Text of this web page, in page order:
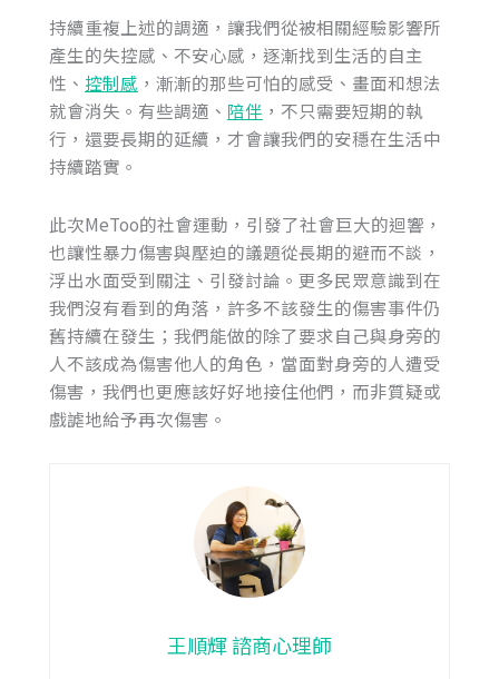
持續重複上述的調適，讓我們從被相關經驗影響所
產生的失控感、不安心感，逐漸找到生活的自主
性、 控制感 ，漸漸的那些可怕的感受、畫面和想法
就會消失。有些調適、 陪伴 ，不只需要短期的執
行，還要長期的延續，才會讓我們的安穩在生活中
持續踏實。
此次MeToo的社會運動，引發了社會巨大的迴響，
也讓性暴力傷害與壓迫的議題從長期的避而不談，
浮出水面受到關注、引發討論。更多民眾意識到在
我們沒有看到的角落，許多不該發生的傷害事件仍
舊持續在發生；我們能做的除了要求自己與身旁的
人不該成為傷害他人的角色，當面對身旁的人遭受
傷害，我們也更應該好好地接住他們，而非質疑或
戲謔地給予再次傷害。
王順輝 諮商心理師